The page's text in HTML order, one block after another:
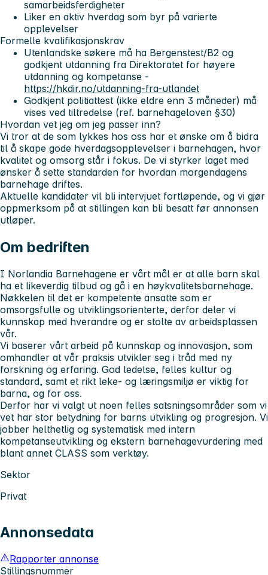
samarbeidsferdigheter
Liker en aktiv hverdag som byr på varierte
opplevelser
Formelle kvalifikasjonskrav
Utenlandske søkere må ha Bergenstest/B2 og
godkjent utdanning fra Direktoratet for høyere
utdanning og kompetanse -
https://hkdir.no/utdanning-fra-utlandet
Godkjent politiattest (ikke eldre enn 3 måneder) må
vises ved tiltredelse (ref. barnehageloven §30)
Hvordan vet jeg om jeg passer inn?
Vi tror at de som lykkes hos oss har et ønske om å bidra
til å skape gode hverdagsopplevelser i barnehagen, hvor
kvalitet og omsorg står i fokus. De vi styrker laget med
ønsker å sette standarden for hvordan morgendagens
barnehage driftes.
Aktuelle kandidater vil bli intervjuet fortløpende, og vi gjør
oppmerksom på at stillingen kan bli besatt før annonsen
utløper.
Om bedriften
I Norlandia Barnehagene er vårt mål er at alle barn skal
ha et likeverdig tilbud og gå i en høykvalitetsbarnehage.
Nøkkelen til det er kompetente ansatte som er
omsorgsfulle og utviklingsorienterte, derfor deler vi
kunnskap med hverandre og er stolte av arbeidsplassen
vår.
Vi baserer vårt arbeid på kunnskap og innovasjon, som
omhandler at vår praksis utvikler seg i tråd med ny
forskning og erfaring. God ledelse, felles kultur og
standard, samt et rikt leke- og læringsmiljø er viktig for
barna, og for oss.
Derfor har vi valgt ut noen felles satsningsområder som vi
vet har stor betydning for barns utvikling og progresjon. Vi
jobber helthetlig og systematisk med intern
kompetanseutvikling og ekstern barnehagevurdering med
blant annet CLASS som verktøy.
Sektor
Privat
Annonsedata
Rapporter annonse
Stillingsnummer